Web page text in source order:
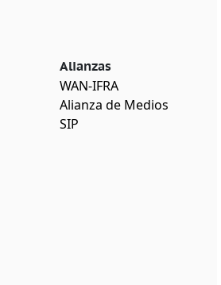
Alianzas
WAN-IFRA
Alianza de Medios
SIP